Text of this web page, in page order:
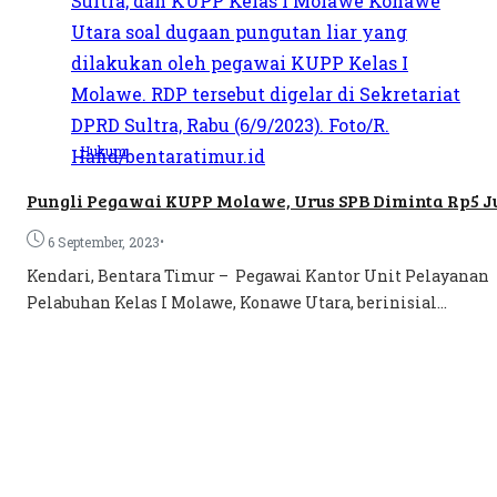
Hukum
Pungli Pegawai KUPP Molawe, Urus SPB Diminta Rp5
6 September, 2023•
Kendari, Bentara Timur – Pegawai Kantor Unit Pelayanan
Pelabuhan Kelas I Molawe, Konawe Utara, berinisial...